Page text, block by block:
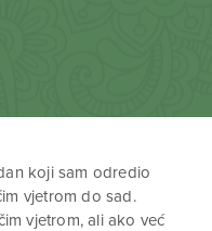
koji sam odredio
vjetrom do sad.
vjetrom, ali ako već